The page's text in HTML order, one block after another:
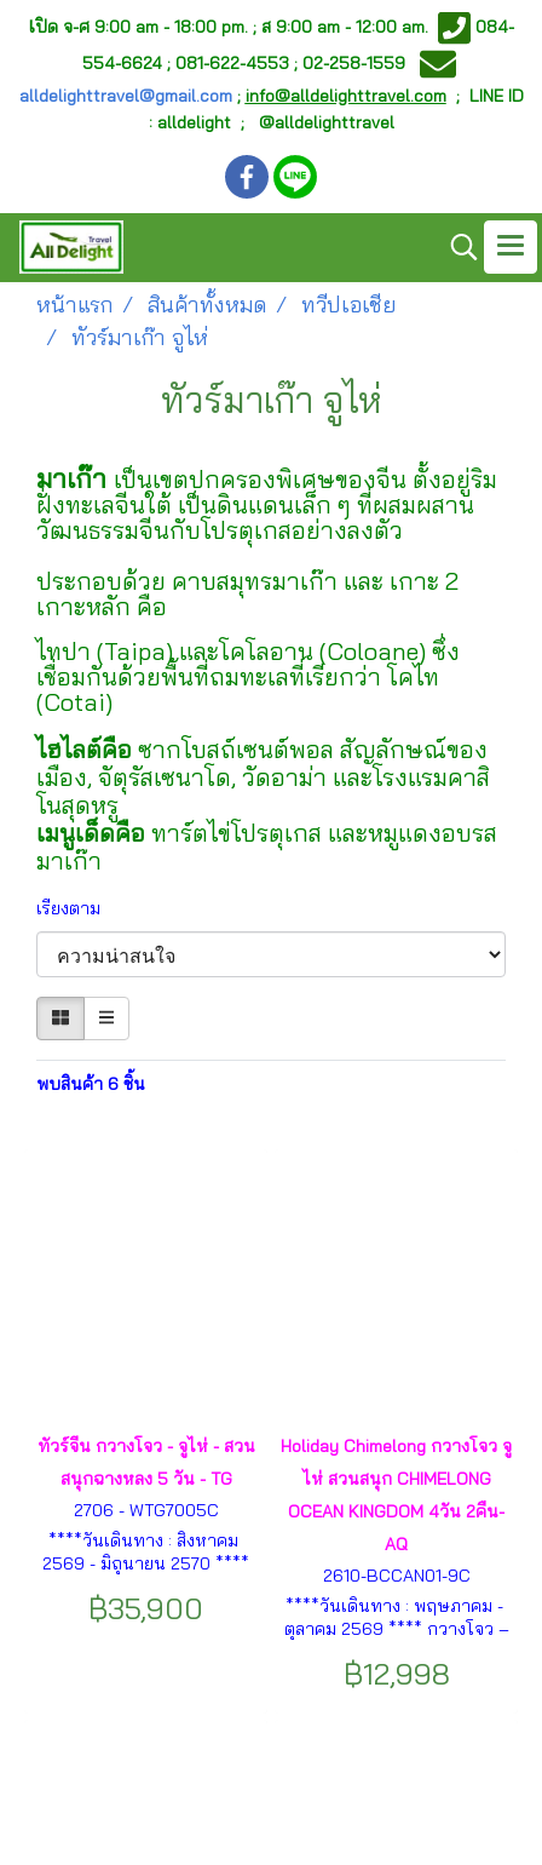
เปิด จ-ศ 9:00 am - 18:00 pm. ; ส 9:00 am - 12:00 am.
084-
554-6624 ; 081-622-4553 ; 02-258-1559
alldelighttravel@gmail.com; info@alldelighttravel.com; LINE ID
: alldelight ; @alldelighttravel
หน้าแรก สินค้าทั้งหมด
ทวีปเอเชีย
ทัวร์มาเก๊า จูไห่
ทัวร์มาเก๊า จูไห่
มาเก๊า เป็นเขตปกครองพิเศษของจีน ตั้งอยู่ริม
ฝั่งทะเลจีนใต้ เป็นดินแดนเล็ก ๆ ที่ผสมผสาน
วัฒนธรรมจีนกับโปรตุเกสอย่างลงตัว
ประกอบด้วย คาบสมุทรมาเก๊า และ เกาะ 2
เกาะหลัก คือ
ไทปา (Taipa) และโคโลอาน (Coloane) ซึ่ง
เชื่อมกันด้วยพื้นที่ถมทะเลที่เรียกว่า โคไท
(Cotai)
ไฮไลต์คือ ซากโบสถ์เซนต์พอล สัญลักษณ์ของ
เมือง, จัตุรัสเซนาโด, วัดอาม่า และโรงแรมคาสิ
โนสุดหรู
เมนูเด็ดคือ ทาร์ตไข่โปรตุเกส และหมูแดงอบรส
มาเก๊า
เรียงตาม
พบสินค้า 6 ชิ้น
ทัวร์จีน กวางโจว - จูไห่ - สวน
สนุกฉางหลง 5 วัน - TG
2706 - WTG7005C
****วันเดินทาง : สิงหาคม
2569 - มิถุนายน 2570 ****
ถนนปักกิ่ง - Chimelong Ocean
฿35,900
Holiday Chimelong กวางโจว จู
ไห่ สวนสนุก CHIMELONG
OCEAN KINGDOM 4วัน 2คืน-
AQ
2610-BCCAN01-9C
****วันเดินทาง : พฤษภาคม -
ตุลาคม 2569 **** กวางโจว –
โจว (ชมด้านนอก) – นั่งรถสู่จู่ไห่
฿12,998